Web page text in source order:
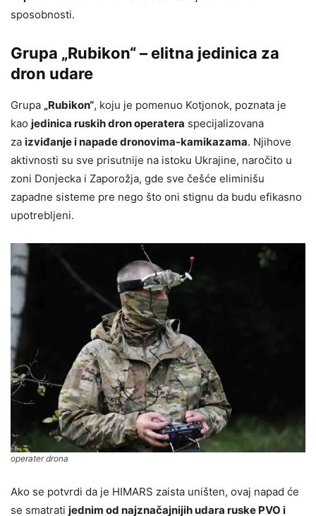
sposobnosti.
Grupa „Rubikon“ – elitna jedinica za
dron udare
Grupa „Rubikon“, koju je pomenuo Kotjonok, poznata je
kao jedinica ruskih dron operatera specijalizovana
za izviđanje i napade dronovima-kamikazama. Njihove
aktivnosti su sve prisutnije na istoku Ukrajine, naročito u
zoni Donjecka i Zaporožja, gde sve češće eliminišu
zapadne sisteme pre nego što oni stignu da budu efikasno
upotrebljeni.
operater drona
Ako se potvrdi da je HIMARS zaista uništen, ovaj napad će
se smatrati jednim od najznačajnijih udara ruske PVO i